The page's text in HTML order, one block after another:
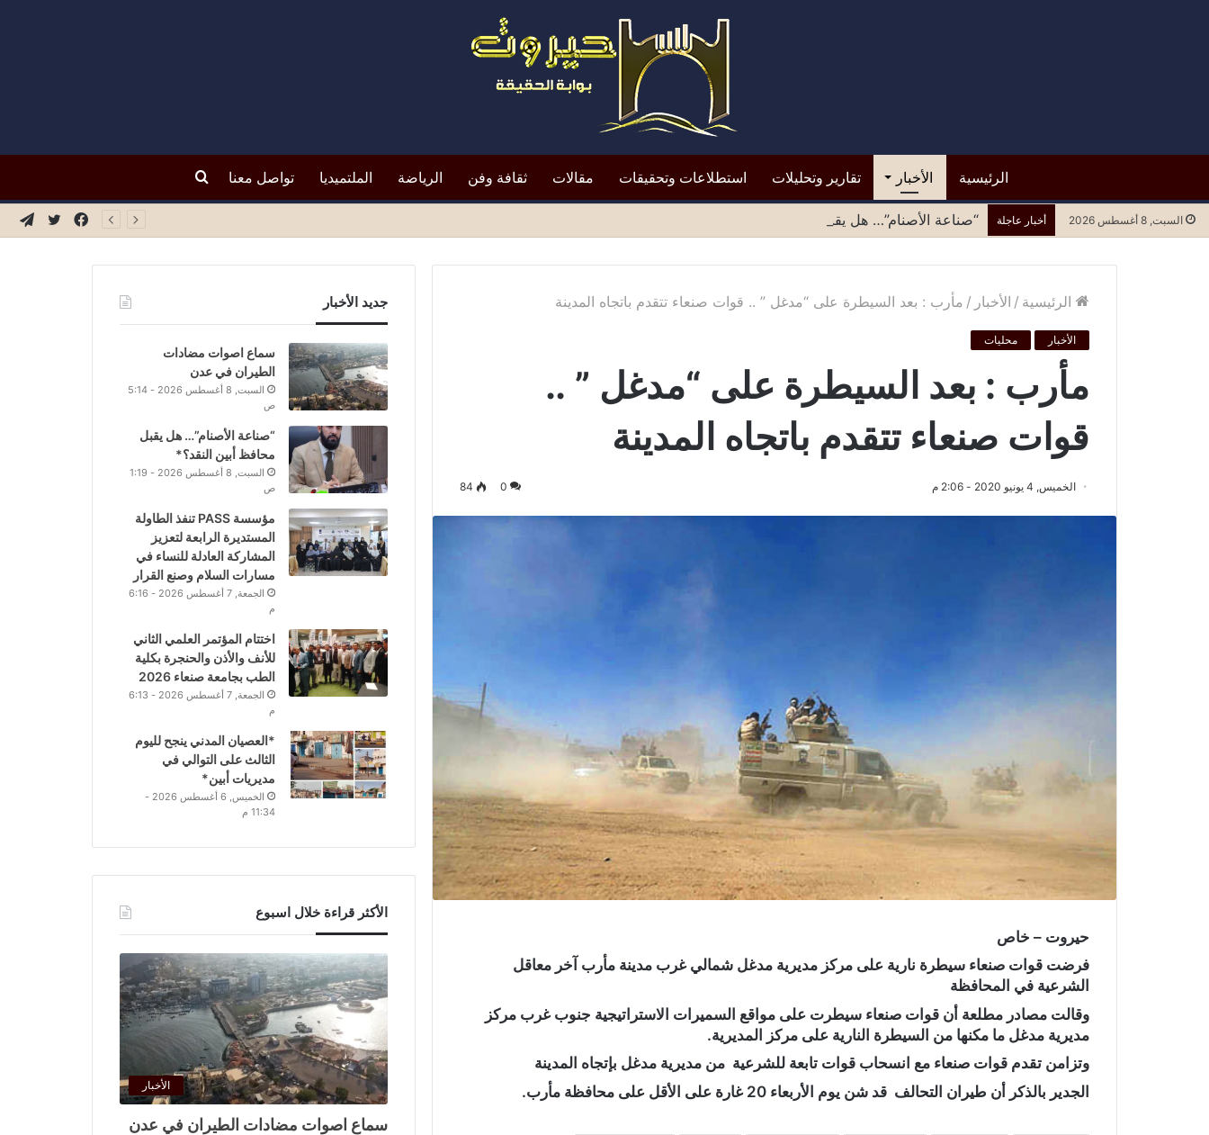
الرئيسية الأخبار تقارير وتحليلات استطلاعات وتحقيقات مقالات ثقافة وفن الرياضة الملتميديا تواصل معنا بحث
السبت, 8 أغسطس 2026 أخبار عاجلة “صناعة الأصنام”… هل يقبل محافظ أبين النقد؟* تويتر
فيسبوك
الرئيسية / الأخبار / مأرب : بعد السيطرة على “مدغل ” .. قوات صنعاء تتقدم باتجاه المدينة
الأخبار محليات
مأرب : بعد السيطرة على “مدغل ” ..
قوات صنعاء تتقدم باتجاه المدينة
الخميس, 4 يونيو 2020 - 2:06 م 0
84
حيروت – خاص
فرضت قوات صنعاء سيطرة نارية على مركز مديرية مدغل شمالي غرب مدينة مأرب آخر معاقل
الشرعية في المحافظة
وقالت مصادر مطلعة أن قوات صنعاء سيطرت على مواقع السميرات الاستراتيجية جنوب غرب مركز
مديرية مدغل ما مكنها من السيطرة النارية على مركز المديرية.
وتزامن تقدم قوات صنعاء مع انسحاب قوات تابعة للشرعية من مديرية مدغل بإتجاه المدينة
الجدير بالذكر أن طيران التحالف قد شن يوم الأربعاء 20 غارة على الأقل على محافظة مأرب.
جديد الأخبار
سماع اصوات مضادات
الطيران في عدن
السبت, 8 أغسطس 2026 - 5:14
ص
“صناعة الأصنام”… هل يقبل
محافظ أبين النقد؟*
السبت, 8 أغسطس 2026 - 1:19
ص
مؤسسة PASS تنفذ الطاولة
المستديرة الرابعة لتعزيز
المشاركة العادلة للنساء في
مسارات السلام وصنع القرار
الجمعة, 7 أغسطس 2026 - 6:16
م
اختتام المؤتمر العلمي الثاني
للأنف والأذن والحنجرة بكلية
الطب بجامعة صنعاء 2026
الجمعة, 7 أغسطس 2026 - 6:13
م
*العصيان المدني ينجح لليوم
الثالث على التوالي في
مديريات أبين*
الخميس, 6 أغسطس 2026 -
11:34 م
الأكثر قراءة خلال اسبوع
الأخبار
سماع اصوات مضادات الطيران في عدن